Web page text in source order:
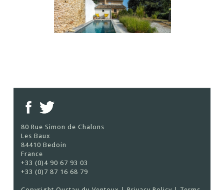
80 Rue Simon de Chalons
Les Baux
84410 Bedoin
France
+33 (0)4 90 67 93 03
+33 (0)7 87 16 68 79